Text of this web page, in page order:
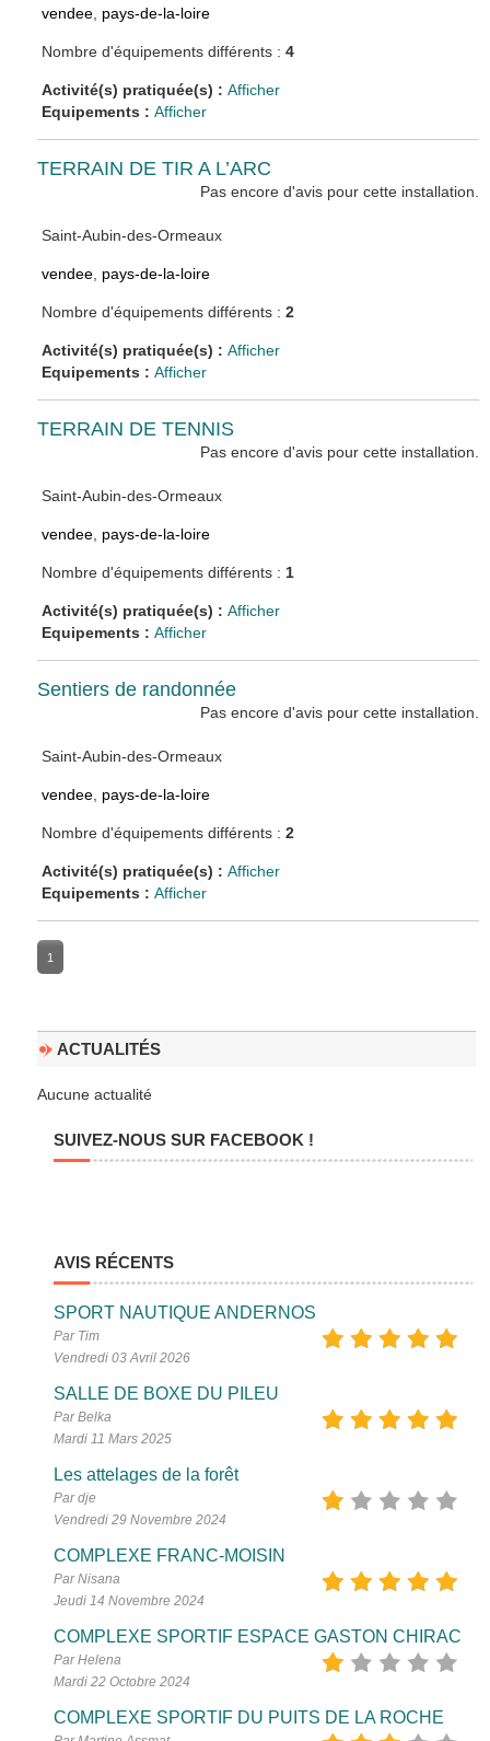
vendee pays-de-la-loire
Nombre d'équipements différents :4
Activité(s) pratiquée(s) :Afficher
Equipements :Afficher
TERRAIN DE TIR A L’ARC
Pas encore d'avis pour cette installation.
Saint-Aubin-des-Ormeaux
vendee pays-de-la-loire
Nombre d'équipements différents :2
Activité(s) pratiquée(s) :Afficher
Equipements :Afficher
TERRAIN DE TENNIS
Pas encore d'avis pour cette installation.
Saint-Aubin-des-Ormeaux
vendee pays-de-la-loire
Nombre d'équipements différents : 1
Activité(s) pratiquée(s) :Afficher
Equipements :Afficher
Sentiers de randonnée
Pas encore d'avis pour cette installation.
Saint-Aubin-des-Ormeaux
vendee pays-de-la-loire
Nombre d'équipements différents :2
Activité(s) pratiquée(s) :Afficher
Equipements :Afficher
1
ACTUALITÉS
Aucune actualité
SUIVEZ-NOUS SUR FACEBOOK !
AVIS RÉCENTS
SPORT NAUTIQUE ANDERNOS
Par Tim
Vendredi 03 Avril 2026
SALLE DE BOXE DU PILEU
Par Belka
Mardi 11 Mars 2025
Les attelages de la forêt
Par dje
Vendredi 29 Novembre 2024
COMPLEXE FRANC-MOISIN
Par Nisana
Jeudi 14 Novembre 2024
COMPLEXE SPORTIF ESPACE GASTON CHIRAC
Par Helena
Mardi 22 Octobre 2024
COMPLEXE SPORTIF DU PUITS DE LA ROCHE